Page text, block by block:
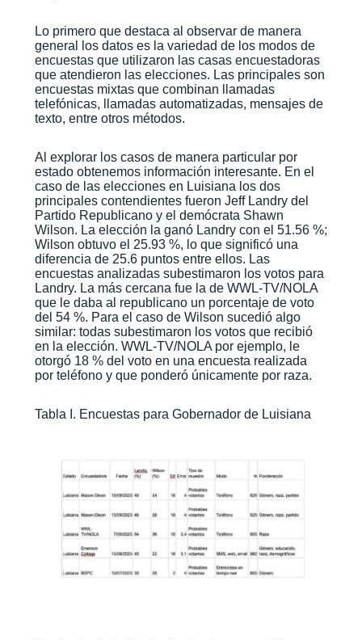
Lo primero que destaca al observar de manera
general los datos es la variedad de los modos de
encuestas que utilizaron las casas encuestadoras
que atendieron las elecciones. Las principales son
encuestas mixtas que combinan llamadas
telefónicas, llamadas automatizadas, mensajes de
texto, entre otros métodos.
Al explorar los casos de manera particular por
estado obtenemos información interesante. En el
caso de las elecciones en Luisiana los dos
principales contendientes fueron Jeff Landry del
Partido Republicano y el demócrata Shawn
Wilson. La elección la ganó Landry con el 51.56 %;
Wilson obtuvo el 25.93 %, lo que significó una
diferencia de 25.6 puntos entre ellos. Las
encuestas analizadas subestimaron los votos para
Landry. La más cercana fue la de WWL-TV/NOLA
que le daba al republicano un porcentaje de voto
del 54 %. Para el caso de Wilson sucedió algo
similar: todas subestimaron los votos que recibió
en la elección. WWL-TV/NOLA por ejemplo, le
otorgó 18 % del voto en una encuesta realizada
por teléfono y que ponderó únicamente por raza.
Tabla I. Encuestas para Gobernador de Luisiana